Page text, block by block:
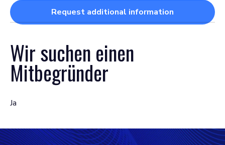
Request additional information
Wir suchen einen
Mitbegründer
Ja